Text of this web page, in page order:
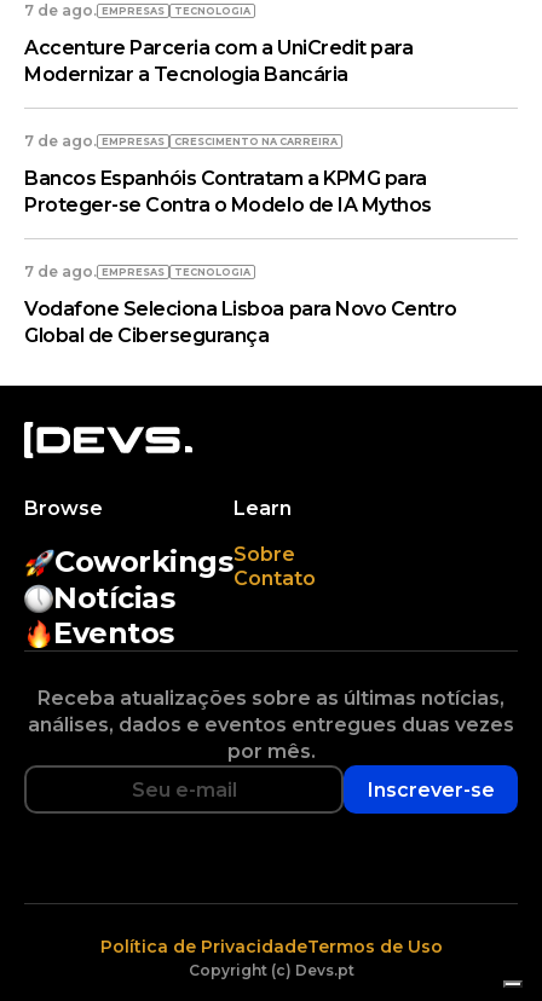
7 de ago. EMPRESAS TECNOLOGIA
Accenture Parceria com a UniCredit para
Modernizar a Tecnologia Bancária
7 de ago. EMPRESAS CRESCIMENTO NA CARREIRA
Bancos Espanhóis Contratam a KPMG para
Proteger-se Contra o Modelo de IA Mythos
7 de ago. EMPRESAS TECNOLOGIA
Vodafone Seleciona Lisboa para Novo Centro
Global de Cibersegurança
Browse
Coworkings
Notícias
Eventos
Learn
Sobre
Contato
Receba atualizações sobre as últimas notícias,
análises, dados e eventos entregues duas vezes
por mês.
Inscrever-se
Copyright (c) Devs.pt
Política de PrivacidadeTermos de Uso